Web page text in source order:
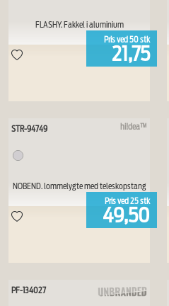
FLASHY. Fakkel i aluminium
Pris ved 50stk
21,75
hi!dea™
STR-94749
NOBEND. lommelygte med teleskopstang
Pris ved 25stk
49,50
PF-134027